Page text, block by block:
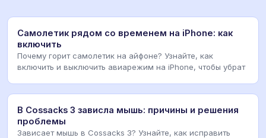
Самолетик рядом со временем на iPhone: как
включить
Почему горит самолетик на айфоне? Узнайте, как
включить и выключить авиарежим на iPhone, чтобы убрат
В Cossacks 3 зависла мышь: причины и решения
проблемы
Зависает мышь в Cossacks 3? Узнайте, как исправить